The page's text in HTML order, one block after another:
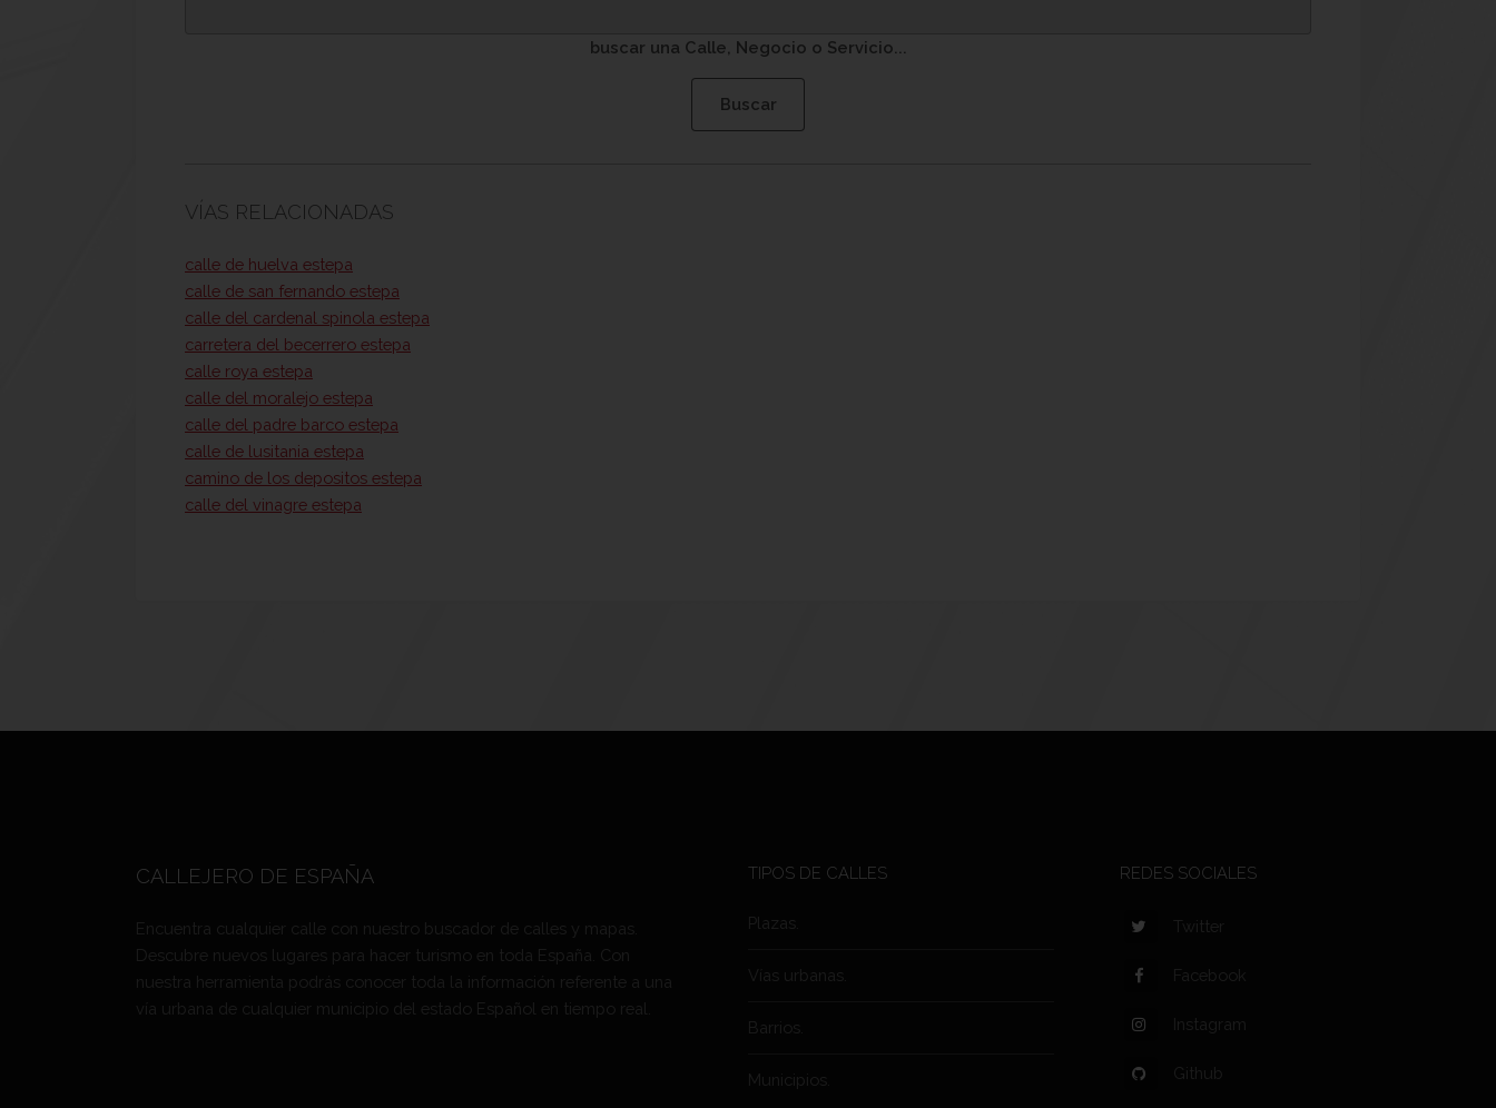
buscar una Calle, Negocio o Servicio...
VÍAS RELACIONADAS
calle de huelva estepa
calle de san fernando estepa
calle del cardenal spinola estepa
carretera del becerrero estepa
calle roya estepa
calle del moralejo estepa
calle del padre barco estepa
calle de lusitania estepa
camino de los depositos estepa
calle del vinagre estepa
CALLEJERO DE ESPAÑA
Encuentra cualquier calle con nuestro buscador de calles y mapas.
Descubre nuevos lugares para hacer turismo en toda España. Con
nuestra herramienta podrás conocer toda la información referente a una
vía urbana de cualquier municipio del estado Español en tiempo real.
TIPOS DE CALLES
Plazas.
Vías urbanas.
Barrios.
Municipios.
REDES SOCIALES
Twitter
Facebook
Instagram
Github